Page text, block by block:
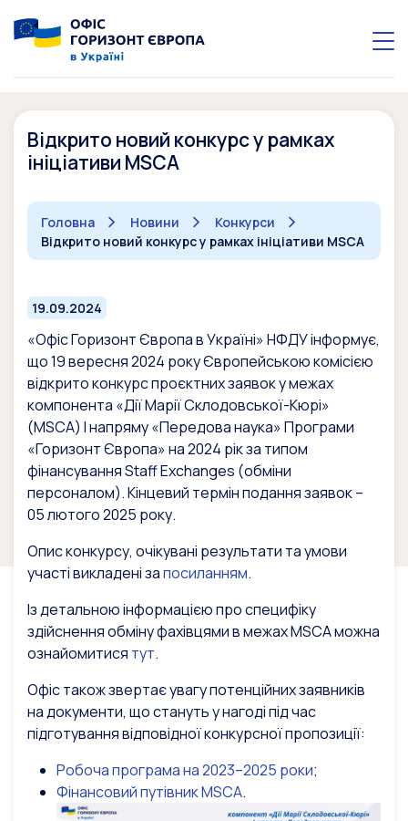
Відкрито новий конкурс у рамках
ініціативи MSCA
Головна Новини
Конкурси
Відкрито новий конкурс у рамках ініціативи MSCA
19.09.2024
«Офіс Горизонт Європа в Україні» НФДУ інформує,
що 19 вересня 2024 року Європейською комісією
відкрито конкурс проєктних заявок у межах
компонента «Дії Марії Склодовської-Кюрі»
(MSCA) І напряму «Передова наука» Програми
«Горизонт Європа» на 2024 рік за типом
фінансування Staff Exchanges (обміни
персоналом). Кінцевий термін подання заявок –
05 лютого 2025 року.
Опис конкурсу, очікувані результати та умови
участі викладені запосиланням.
Із детальною інформацією про специфіку
здійснення обміну фахівцями в межах MSCA можна
ознайомитися тут.
Офіс також звертає увагу потенційних заявників
на документи, що стануть у нагоді під час
підготування відповідної конкурсної пропозиції:
Робоча програма на 2023–2025 роки;
Фінансовий путівник MSCA.